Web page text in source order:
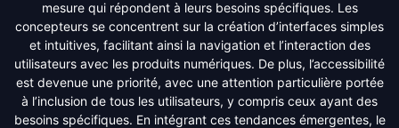
mesure qui répondent à leurs besoins spécifiques. Les
concepteurs se concentrent sur la création d’interfaces simples
et intuitives, facilitant ainsi la navigation et l’interaction des
utilisateurs avec les produits numériques. De plus, l’accessibilité
est devenue une priorité, avec une attention particulière portée
à l’inclusion de tous les utilisateurs, y compris ceux ayant des
besoins spécifiques. En intégrant ces tendances émergentes, le